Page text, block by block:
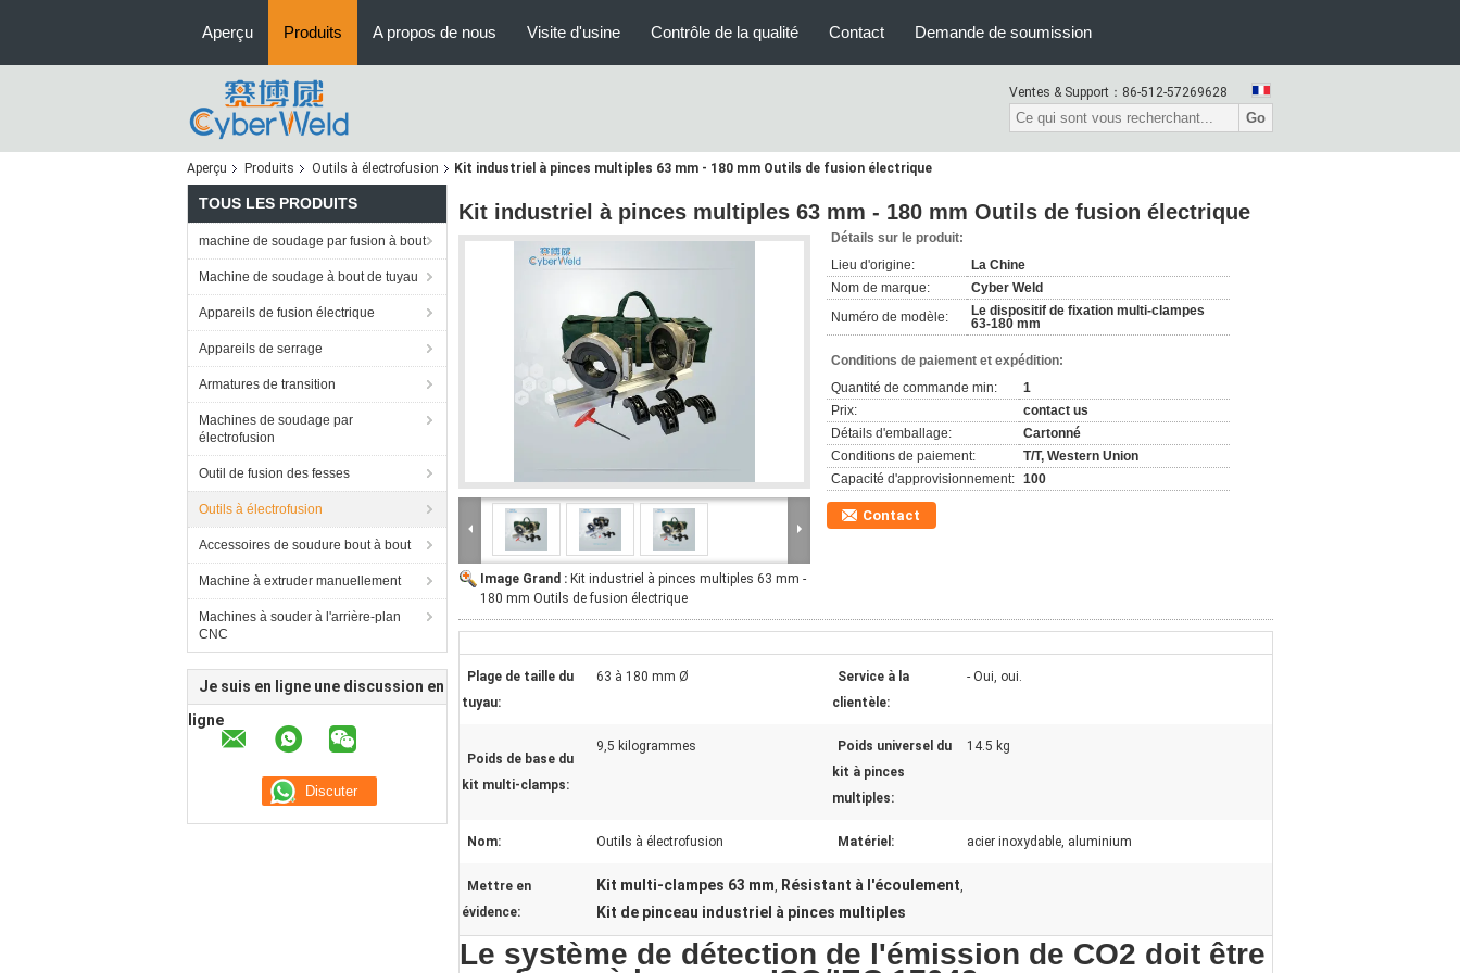
Aperçu Produits A propos de nous Visite d'usine Contrôle de la qualité Contact Demande de soumission
Ventes & Support： 86-512-57269628
Go
Aperçu Produits Outils à électrofusion Kit industriel à pinces multiples 63 mm - 180 mm Outils de fusion électrique
TOUS LES PRODUITS
machine de soudage par fusion à bout
Machine de soudage à bout de tuyau
Appareils de fusion électrique
Appareils de serrage
Armatures de transition
Machines de soudage par
électrofusion
Outil de fusion des fesses
Outils à électrofusion
Accessoires de soudure bout à bout
Machine à extruder manuellement
Machines à souder à l'arrière-plan
CNC
Je suis en ligne une discussion en
ligne
Kit industriel à pinces multiples 63 mm - 180 mm Outils de fusion électrique
Image Grand : Kit industriel à pinces multiples 63 mm -
180 mm Outils de fusion électrique
Détails sur le produit:
Lieu d'origine:
La Chine
Nom de marque:
Cyber Weld
Numéro de modèle:
Le dispositif de fixation multi-clampes
63-180 mm
Conditions de paiement et expédition:
Quantité de commande min:
1
Prix:
contact us
Détails d'emballage:
Cartonné
Conditions de paiement:
T/T, Western Union
Capacité d'approvisionnement: 100
Contact
Plage de taille du
tuyau:
63 à 180 mm Ø
Service à la
clientèle:
- Oui, oui.
Poids de base du
kit multi-clamps:
9,5 kilogrammes
Poids universel du
kit à pinces
multiples:
14.5 kg
Nom: Outils à électrofusion Matériel: acier inoxydable, aluminium
Mettre en
évidence:
Kit multi-clampes 63 mm, Résistant à l'écoulement,
Kit de pinceau industriel à pinces multiples
Le système de détection de l'émission de CO2 doit être